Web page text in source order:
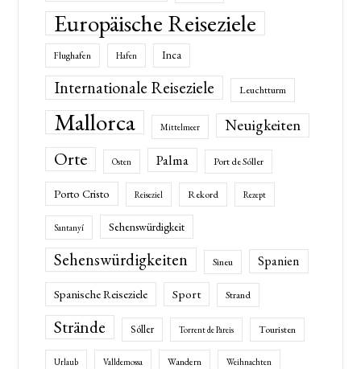
Europäische Reiseziele
Flughafen Hafen Inca
Internationale Reiseziele Leuchtturm
Mallorca Mittelmeer Neuigkeiten
Orte Osten Palma Port de Sóller
Porto Cristo Reiseziel Rekord Rezept
Santanyí Sehenswürdigkeit
Sehenswürdigkeiten Sineu Spanien
Spanische Reiseziele Sport Strand
Strände Sóller Torrent de Pareis Touristen
Urlaub Valldemossa Wandern Weihnachten